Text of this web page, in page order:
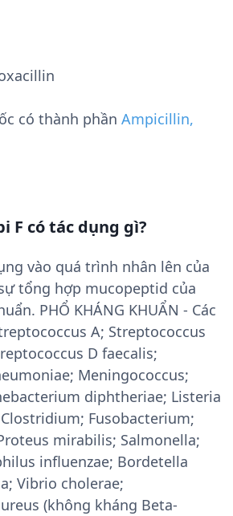
có thành phần Ampicillin,
F có tác dụng gì?
vào quá trình nhân lên của
tổng hợp mucopeptid của
PHỔ KHÁNG KHUẨN - Các
A; Streptococcus
D faecalis;
Meningococcus;
diphtheriae; Listeria
Fusobacterium;
mirabilis; Salmonella;
influenzae; Bordetella
Vibrio cholerae;
(không kháng Beta-